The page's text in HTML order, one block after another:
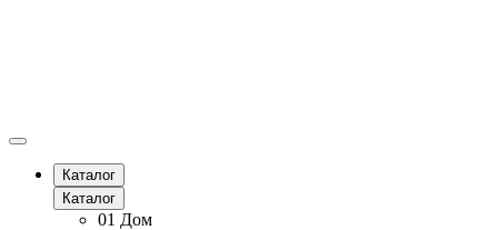
Каталог
Каталог
01 Дом